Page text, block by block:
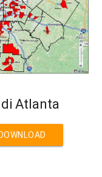
Atlanta
DOWNLOAD